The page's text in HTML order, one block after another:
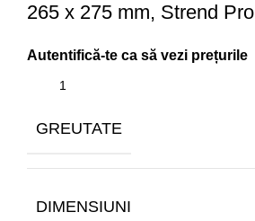
265 x 275 mm, Strend Pro
GREUTATE
DIMENSIUNI